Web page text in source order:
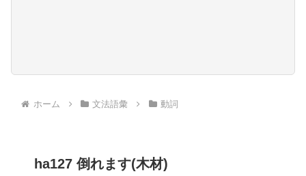
ホーム 文法語彙 動詞
ha127 倒れます(木材)